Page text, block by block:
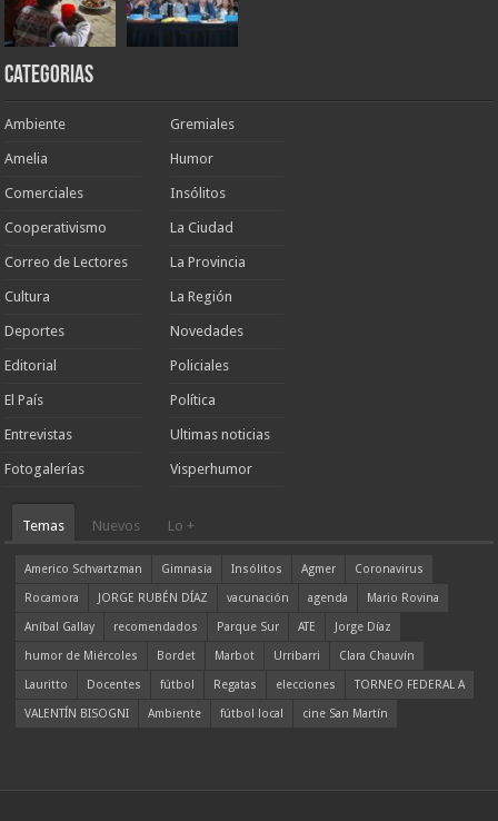
Categorias
Ambiente
Amelia
Comerciales
Cooperativismo
Correo de Lectores
Cultura
Deportes
Editorial
El País
Entrevistas
Fotogalerías
Gremiales
Humor
Insólitos
La Ciudad
La Provincia
La Región
Novedades
Policiales
Política
Ultimas noticias
Visperhumor
Temas Nuevos Lo +
Americo Schvartzman Gimnasia Insólitos Agmer
Coronavirus
Rocamora
JORGE RUBÉN DÍAZ vacunación agenda
Mario Rovina
Aníbal Gallay
recomendados Parque Sur ATE
Jorge Díaz
humor de Miércoles
Bordet Marbot Urribarri
Clara Chauvín
Lauritto
Docentes fútbol Regatas elecciones
TORNEO FEDERAL A
VALENTÍN BISOGNI
Ambiente fútbol local cine San Martín